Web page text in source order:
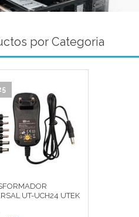
por Categoria
UT-UCH24 UTEK